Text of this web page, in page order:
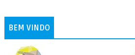
BEM VINDO